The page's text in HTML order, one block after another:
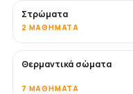
Στρώματα
2 ΜΑΘΉΜΑΤΑ
ΣΎΝΤΟΜΑ
Θερμαντικά σώματα
7 ΜΑΘΉΜΑΤΑ